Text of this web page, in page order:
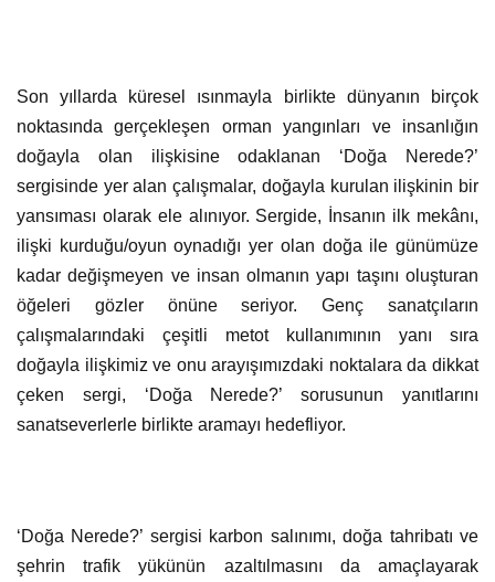
Son yıllarda küresel ısınmayla birlikte dünyanın birçok
noktasında gerçekleşen orman yangınları ve insanlığın
doğayla olan ilişkisine odaklanan ‘Doğa Nerede?’
sergisinde yer alan çalışmalar, doğayla kurulan ilişkinin bir
yansıması olarak ele alınıyor. Sergide, İnsanın ilk mekânı,
ilişki kurduğu/oyun oynadığı yer olan doğa ile günümüze
kadar değişmeyen ve insan olmanın yapı taşını oluşturan
öğeleri gözler önüne seriyor. Genç sanatçıların
çalışmalarındaki çeşitli metot kullanımının yanı sıra
doğayla ilişkimiz ve onu arayışımızdaki noktalara da dikkat
çeken sergi, ‘Doğa Nerede?’ sorusunun yanıtlarını
sanatseverlerle birlikte aramayı hedefliyor.
‘Doğa Nerede?’ sergisi karbon salınımı, doğa tahribatı ve
şehrin trafik yükünün azaltılmasını da amaçlayarak